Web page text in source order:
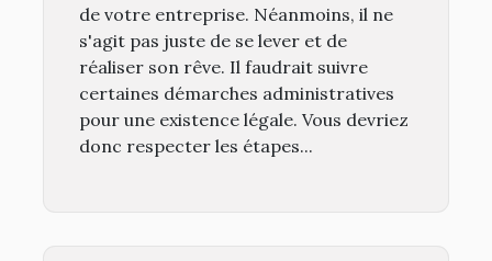
de votre entreprise. Néanmoins, il ne
s'agit pas juste de se lever et de
réaliser son rêve. Il faudrait suivre
certaines démarches administratives
pour une existence légale. Vous devriez
donc respecter les étapes...